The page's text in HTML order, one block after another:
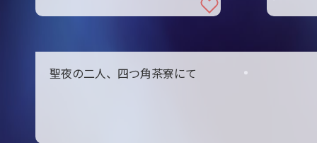
聖夜の二人、四つ角茶寮にて